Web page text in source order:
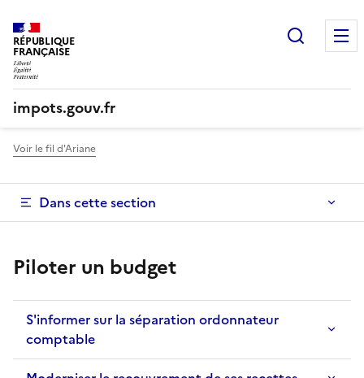
RÉPUBLIQUE
FRANÇAISE
impots.gouv.fr
Voir le fil d'Ariane
Dans cette section
Piloter un budget
S'informer sur la séparation ordonnateur
comptable